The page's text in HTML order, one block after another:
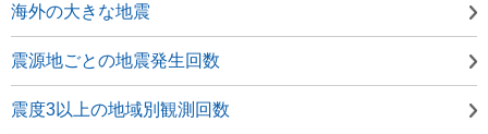
海外の大きな地震
震源地ごとの地震発生回数
震度3以上の地域別観測回数